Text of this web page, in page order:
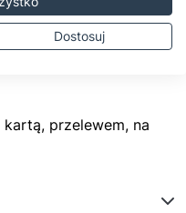
politykę
kartą, przelewem, na
Dostosuj